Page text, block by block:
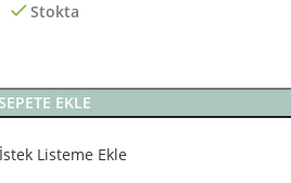
Stokta
EKLE
İstek Listeme Ekle